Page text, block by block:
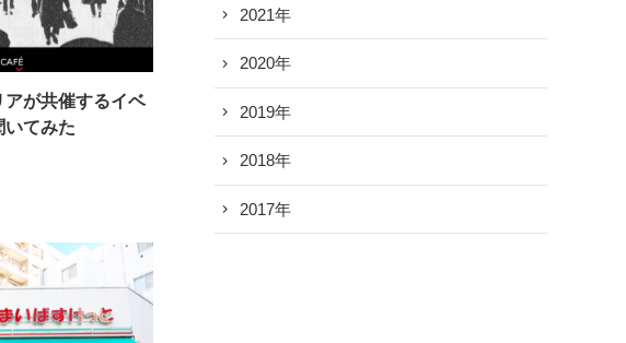
アが共催するイベ
いてみた
2021年
2020年
2019年
2018年
2017年